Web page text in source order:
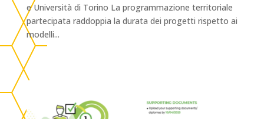
e Università di Torino La programmazione territoriale
partecipata raddoppia la durata dei progetti rispetto ai
modelli...